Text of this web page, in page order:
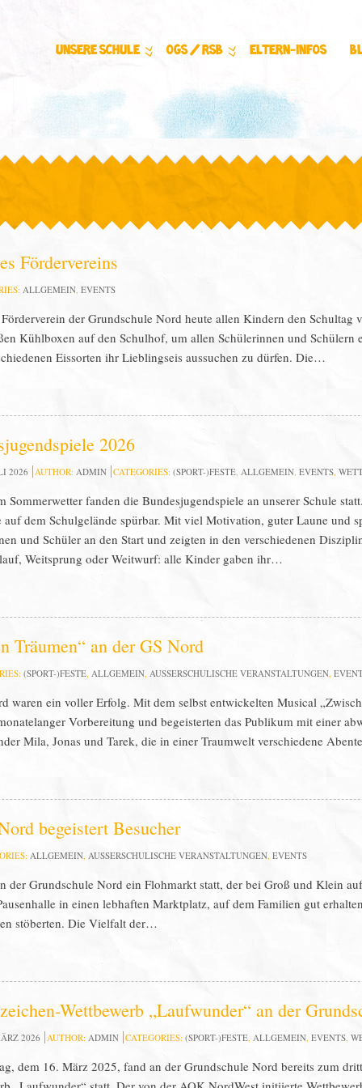
Unsere Schule OGS / RSB Eltern-Infos
Fördervereins
ALLGEMEIN, EVENTS
der Grundschule Nord heute allen Kindern den Schultag
Kühlboxen auf den Schulhof, um allen Schülerinnen und Schülern
Eissorten ihr Lieblingseis aussuchen zu dürfen. Die…
2026
2026 AUTHOR: ADMIN CATEGORIES: (SPORT-)FESTE, ALLGEMEIN, EVENTS,
Sommerwetter fanden die Bundesjugendspiele an unserer Schule
auf dem Schulgelände spürbar. Mit viel Motivation, guter Laune und
und Schüler an den Start und zeigten in den verschiedenen
Weitsprung oder Weitwurf: alle Kinder gaben ihr…
Träumen“ an der GS Nord
(SPORT-)FESTE, ALLGEMEIN, AUSSERSCHULISCHE VERANSTALTUNGEN ,
waren ein voller Erfolg. Mit dem selbst entwickelten Musical
Vorbereitung und begeisterten das Publikum mit einer
Mila, Jonas und Tarek, die in einer Traumwelt verschiedene
begeistert Besucher
ALLGEMEIN, AUSSERSCHULISCHE VERANSTALTUNGEN , EVENTS
der Grundschule Nord ein Flohmarkt statt, der bei Groß und Klein
in einen lebhaften Marktplatz, auf dem Familien gut
stöberten. Die Vielfalt der…
Wettbewerb „Laufwunder“ an der
2026 AUTHOR: ADMIN CATEGORIES: (SPORT-)FESTE, ALLGEMEIN, EVENTS,
dem 16. März 2025, fand an der Grundschule Nord bereits zum